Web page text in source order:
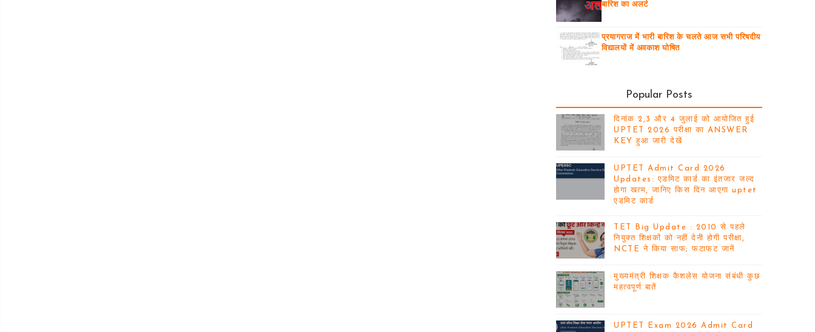
बारिश का अलर्ट
प्रयागराज में भारी बारिश के चलते आज सभी परिषदीय
विद्यालयों में अवकाश घोषित
Popular Posts
दिनांक 2,3 और 4 जुलाई को आयोजित हुई
UPTET 2026 परीक्षा का ANSWER
KEY हुआ जारी देखें
UPTET Admit Card 2026
Updates: एडमिट कार्ड का इंतजार जल्द
होगा खत्म, जानिए किस दिन आएगा uptet
एडमिट कार्ड
TET Big Update : 2010 से पहले
नियुक्त शिक्षकों को नहीं देनी होगी परीक्षा,
NCTE ने किया साफ; फटाफट जानें
मुख्यमंत्री शिक्षक कैशलेस योजना संबंधी कुछ
महत्वपूर्ण बातें
UPTET Exam 2026 Admit Card